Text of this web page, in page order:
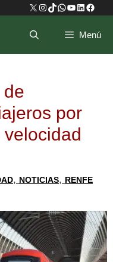
X Instagram
TikTok
WhatsApp
YouTube
LinkedIn
Menú
de
por
, NOTICIAS, RENFE